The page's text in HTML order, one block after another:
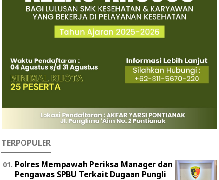
TERPOPULER
Polres Mempawah Periksa Manager dan
Pengawas SPBU Terkait Dugaan Pungli